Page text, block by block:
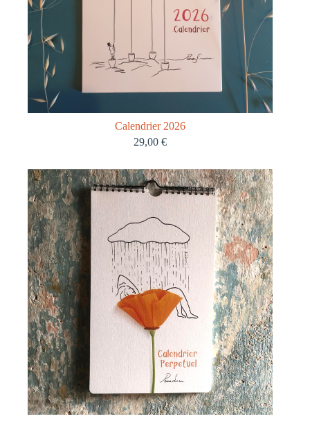
Calendrier 2026
29,00€